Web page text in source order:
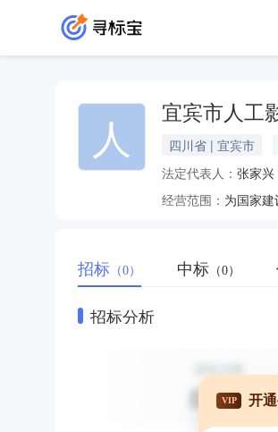
人 宜宾市人工
四川省 | 宜宾市
法定代表人： 张家兴
经营范围：
招标 （0） 中标 （0）
招标分析
VIP 开